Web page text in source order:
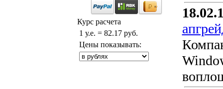
Курс расчета
1 у.е. = 82.17 руб.
Цены показывать: